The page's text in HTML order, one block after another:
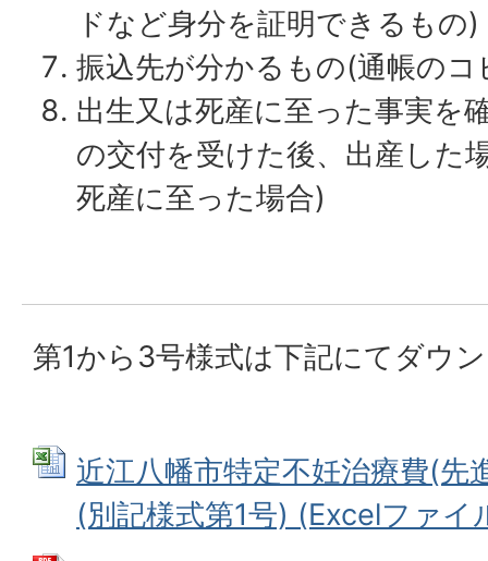
ドなど身分を証明できるもの)
振込先が分かるもの(通帳のコ
出生又は死産に至った事実を
の交付を受けた後、出産した
死産に至った場合)
第1から3号様式は下記にてダウ
近江八幡市特定不妊治療費(先
(別記様式第1号) (Excelファイ